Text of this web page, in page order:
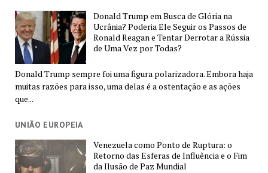
Donald Trump em Busca de Glória na
Ucrânia? Poderia Ele Seguir os Passos de
Ronald Reagan e Tentar Derrotar a Rússia
de Uma Vez por Todas?
Donald Trump sempre foi uma figura polarizadora. Embora haja
muitas razões para isso, uma delas é a ostentação e as ações
que...
UNIÃO EUROPEIA
Venezuela como Ponto de Ruptura: o
Retorno das Esferas de Influência e o Fim
da Ilusão de Paz Mundial